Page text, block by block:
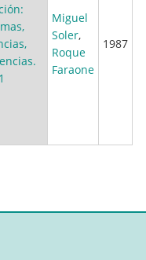
Miguel
Soler,
Roque
Faraone
1987